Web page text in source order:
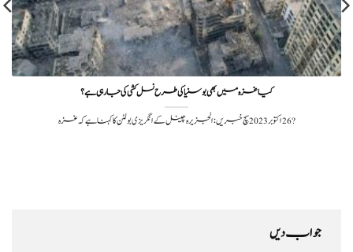
کیا غزہ میں بھی بوسنیا کی طرح نسل کشی کی جا رہی ہے؟
?️ 26 اکتوبر 2023سچ خبریں: الجزیرہ چینل کے انگریزی بولٹن کا کہنا ہے کہ غزہ
جواب دیں